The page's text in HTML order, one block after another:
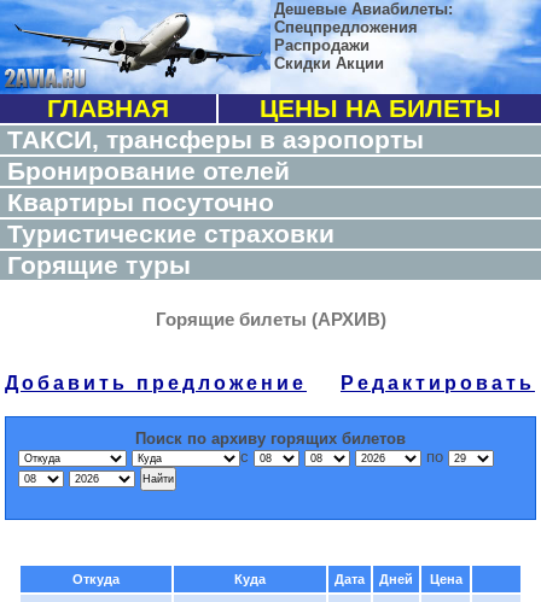
Дешевые Авиабилеты:
Спецпредложения
Распродажи
Скидки Акции
ГЛАВНАЯ
ЦЕНЫ НА БИЛЕТЫ
ТАКСИ, трансферы в аэропорты
Бронирование отелей
Квартиры посуточно
Туристические страховки
Горящие туры
Горящие билеты (АРХИВ)
Добавить предложение Редактировать
Поиск по архиву горящих билетов
с
по
Откуда Куда Дата Дней Цена